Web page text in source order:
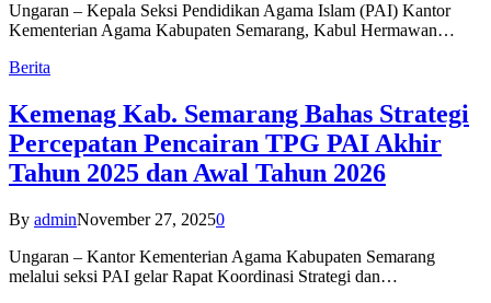
Ungaran – Kepala Seksi Pendidikan Agama Islam (PAI) Kantor
Kementerian Agama Kabupaten Semarang, Kabul Hermawan…
Berita
Kemenag Kab. Semarang Bahas Strategi
Percepatan Pencairan TPG PAI Akhir
Tahun 2025 dan Awal Tahun 2026
By adminNovember 27, 20250
Ungaran – Kantor Kementerian Agama Kabupaten Semarang
melalui seksi PAI gelar Rapat Koordinasi Strategi dan…